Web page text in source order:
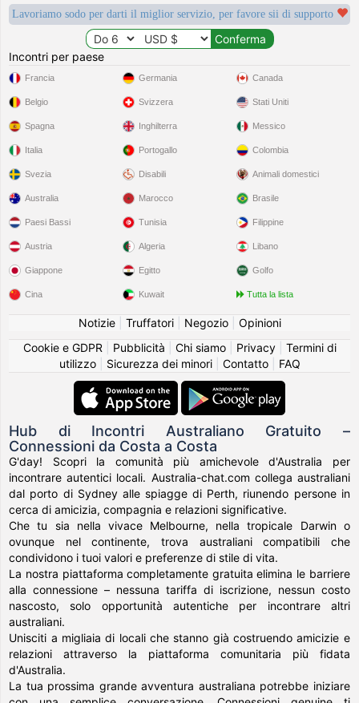
Lavoriamo sodo per darti il miglior servizio, per favore sii di supporto
Incontri per paese
Francia
Belgio
Spagna
Italia
Svezia
Germania
Svizzera
Inghilterra
Portogallo
Disabili
Canada
Stati Uniti
Messico
Colombia
Animali domestici
Australia
Paesi Bassi
Austria
Giappone
Cina
Marocco
Tunisia
Algeria
Egitto
Kuwait
Brasile
Filippine
Libano
Golfo
Tutta la lista
Notizie| Truffatori| Negozio| Opinioni
Cookie e GDPR
Pubblicità Chi siamo| Privacy| Termini di
utilizzo| Sicurezza dei minori| Contatto| FAQ
Hub di Incontri Australiano Gratuito –
Connessioni da Costa a Costa
G'day! Scopri la comunità più amichevole d'Australia per
incontrare autentici locali. Australia-chat.com collega australiani
dal porto di Sydney alle spiagge di Perth, riunendo persone in
cerca di amicizia, compagnia e relazioni significative.
Che tu sia nella vivace Melbourne, nella tropicale Darwin o
ovunque nel continente, trova australiani compatibili che
condividono i tuoi valori e preferenze di stile di vita.
La nostra piattaforma completamente gratuita elimina le barriere
alla connessione – nessuna tariffa di iscrizione, nessun costo
nascosto, solo opportunità autentiche per incontrare altri
australiani.
Unisciti a migliaia di locali che stanno già costruendo amicizie e
relazioni attraverso la piattaforma comunitaria più fidata
d'Australia.
La tua prossima grande avventura australiana potrebbe iniziare